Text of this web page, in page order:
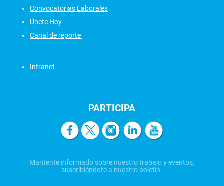
Convocatorias Laborales
Únete Hoy
Canal de reporte
Intranet
PARTICIPA
Mantente informado sobre nuestro trabajo y eventos,
suscribiéndote a nuestro boletín.